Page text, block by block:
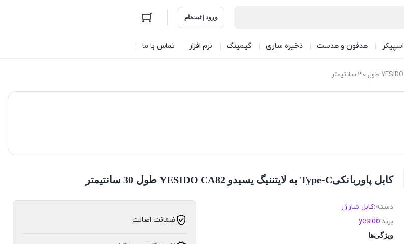
ورود | ثبت‌نام
اسپیکر هدفون و هدست ذخیره سازی گیمینگ نرم افزار تماس با ما
کابل پاوربانکیType-C به لایتننیگ یسیدو YESIDO CA82 طول 30 سانتیمتر
دسته:کابل شارژر
برند:yesido
ویژگی‌ها
ضمانت اصالت